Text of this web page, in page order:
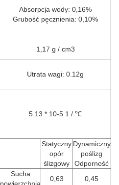
Absorpcja wody: 0,16%
Grubość pęcznienia: 0,10%
1,17 g / cm3
Utrata wagi: 0.12g
5.13 * 10-5 1 / ℃
Statyczny
opór
ślizgowy
Dynamiczny
poślizg
Odporność
Sucha
0,63 0,45